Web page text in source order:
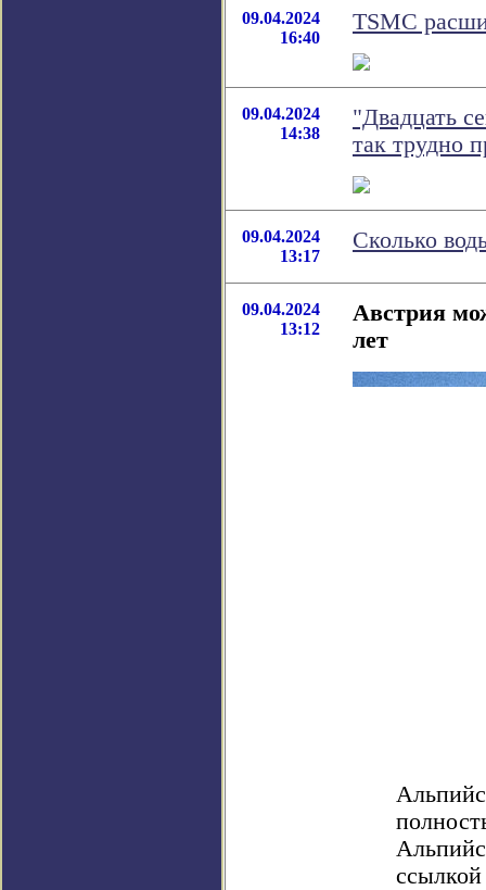
09.04.2024
16:40
TSMC
09.04.2024
14:38
"Двадцать
так трудно
09.04.2024
13:17
Сколько
09.04.2024
13:12
Австрия
лет